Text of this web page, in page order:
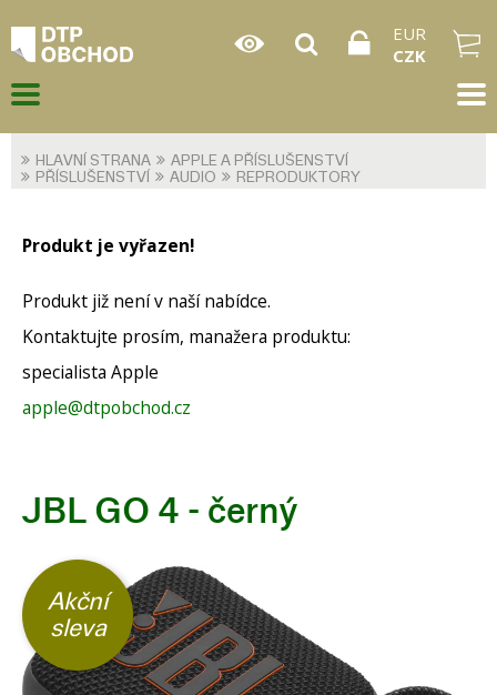
EUR
CZK
HLAVNÍ STRANA
APPLE A PŘÍSLUŠENSTVÍ
PŘÍSLUŠENSTVÍ
AUDIO REPRODUKTORY
Produkt je vyřazen!
Produkt již není v naší nabídce.
Kontaktujte prosím, manažera produktu:
specialista Apple
apple@dtpobchod.cz
JBL GO 4 - černý
Akční
sleva